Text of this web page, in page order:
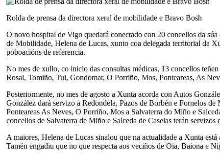
Rolda de prensa da directora xeral de mobilidade e Bravo Bosh
O novo hospital de Vigo quedará conectado con 20 concellos da
de Mobilidade, Helena de Lucas, xunto coa delegada territorial da
poboacións de referencia.
No mes de xullo, co inicio das consultas médicas, 13 concellos
Rosal, Tomiño, Tui, Gondomar, O Porriño, Mos, Ponteareas, As
Posteriormente, no mes de agosto a Xunta acorda con Autos
González dará servizo a Redondela, Pazos de Borbén e Fornelos
Ponteareas As Neves, O Porriño, Mos a Salvaterra do Miño e
concellos de Salvaterra de Miño e Salceda de Caselas terán
A maiores, Helena de Lucas sinalou que na actualidade a Xunta
Tamén engadiu que no que respecta aos veciños de Oia, Baiona e